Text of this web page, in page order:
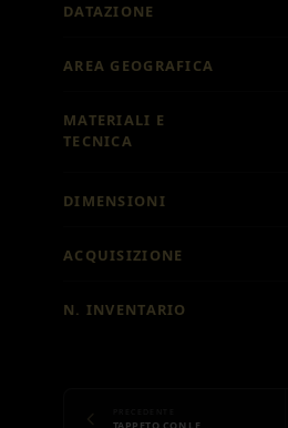
DATAZIONE
AREA GEOGRAFICA
MATERIALI E
TECNICA
DIMENSIONI
ACQUISIZIONE
N. INVENTARIO
TAPPETO CON LE …